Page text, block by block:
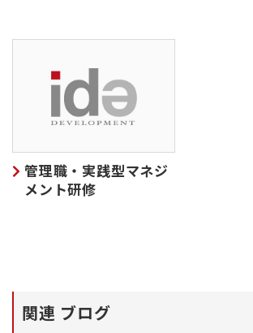
管理職・実践型マネジ
メント研修
関連 ブログ